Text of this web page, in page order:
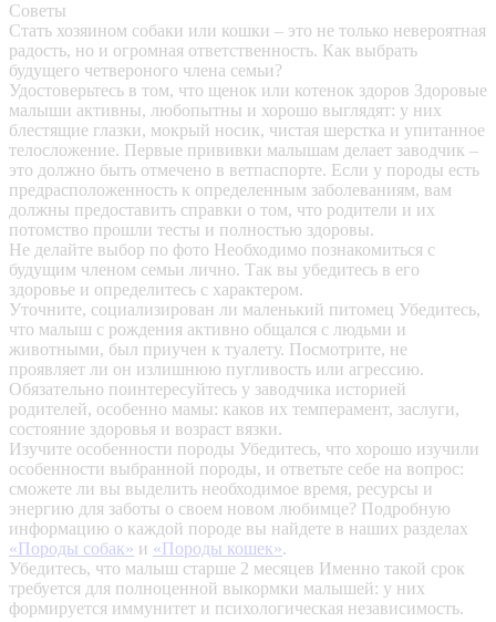
Советы
Стать хозяином собаки или кошки – это не только невероятная
радость, но и огромная ответственность. Как выбрать
будущего четвероного члена семьи?
Удостоверьтесь в том, что щенок или котенок здоров Здоровые
малыши активны, любопытны и хорошо выглядят: у них
блестящие глазки, мокрый носик, чистая шерстка и упитанное
телосложение. Первые прививки малышам делает заводчик –
это должно быть отмечено в ветпаспорте. Если у породы есть
предрасположенность к определенным заболеваниям, вам
должны предоставить справки о том, что родители и их
потомство прошли тесты и полностью здоровы.
Не делайте выбор по фото Необходимо познакомиться с
будущим членом семьи лично. Так вы убедитесь в его
здоровье и определитесь с характером.
Уточните, социализирован ли маленький питомец Убедитесь,
что малыш с рождения активно общался с людьми и
животными, был приучен к туалету. Посмотрите, не
проявляет ли он излишнюю пугливость или агрессию.
Обязательно поинтересуйтесь у заводчика историей
родителей, особенно мамы: каков их темперамент, заслуги,
состояние здоровья и возраст вязки.
Изучите особенности породы Убедитесь, что хорошо изучили
особенности выбранной породы, и ответьте себе на вопрос:
сможете ли вы выделить необходимое время, ресурсы и
энергию для заботы о своем новом любимце? Подробную
информацию о каждой породе вы найдете в наших разделах
«Породы собак» и «Породы кошек».
Убедитесь, что малыш старше 2 месяцев Именно такой срок
требуется для полноценной выкормки малышей: у них
формируется иммунитет и психологическая независимость.